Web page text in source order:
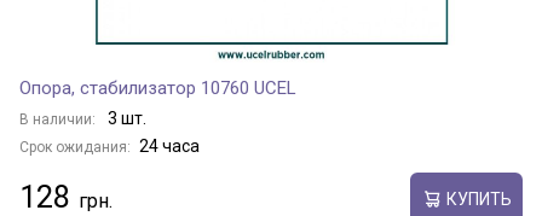
Опора, стабилизатор 10760 UCEL
В наличии: 3 шт.
Срок ожидания: 24 часа
128 КУПИТЬ